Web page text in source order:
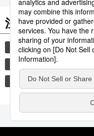
注目のキーワー
共同通信ニュース
食材
災害
熊本地震